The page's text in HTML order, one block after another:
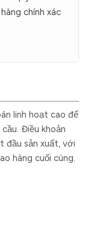
chính xác
linh hoạt cao để
Điều khoản
đầu sản xuất, với
hàng cuối cùng.